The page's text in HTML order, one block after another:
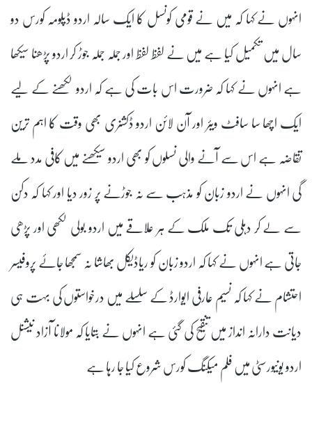
انہوں نے کہا کہ میں نے قومی کونسل کا ایک سالہ اردو ڈپلومہ کورس دو
سال میں تکمیل کیا ہے میں نے لفظ لفظ اور جملہ جملہ جوڑ کر اردو پڑھنا سیکھا
ہے انہوں نے کہا کہ ضرورت اس بات کی ہے کہ اردو لکھنے کے لیے
ایک اچھا سا سافٹ ویئر اور آن لائن اردو ڈکشنری بھی وقت کا اہم ترین
تقاضہ ہے اس سے آنے والی نسلوں کو بھی اردو سیکھنے میں کافی مدد ملے
گی انہوں نے اردو زبان کو مذہب سے نہ جوڑنے پر زور دیا اور کہا کہ دکن
سے لے کر دہلی تک ملک کے ہر علاقے میں اردو بولی لکھی اور پڑھی
جاتی ہے انہوں نے کہا کہ اردو زبان کو ریاڈیکل بھاشا نہ سمجھا جائے پروفیسر
احتشام نے کہا کہ نسیم عارفی ایوارڈ کے سلسلے میں درخواستوں کی بہت ہی
دیانت دارانہ انداز میں تنقیح کی گئی ہے انہوں نے بتایا کہ مولانا آزاد نیشنل
اردو یونیورسٹی میں فلم میکنگ کورس شروع کیا جا رہا ہے